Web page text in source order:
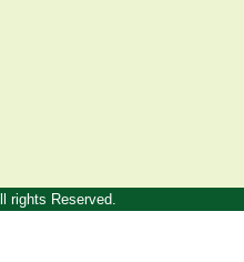
rights Reserved.